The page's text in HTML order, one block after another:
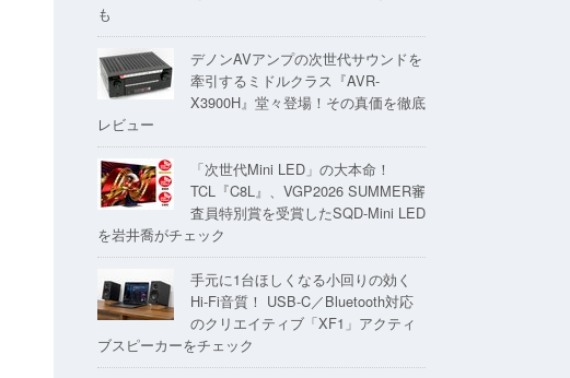
も
デノンAVアンプの次世代サウンドを
牽引するミドルクラス『AVR-
X3900H』堂々登場！その真価を徹底
レビュー
「次世代Mini LED」の大本命！
TCL『C8L』、VGP2026 SUMMER審
査員特別賞を受賞したSQD-Mini LED
を岩井喬がチェック
手元に1台ほしくなる小回りの効く
Hi-Fi音質！ USB-C／Bluetooth対応
のクリエイティブ「XF1」アクティ
ブスピーカーをチェック